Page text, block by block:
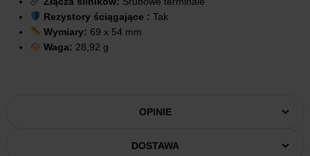
Rezystory ściągające : Tak
Wymiary: 69 x 54 mm
Waga: 28,92 g
OPINIE
DOSTAWA